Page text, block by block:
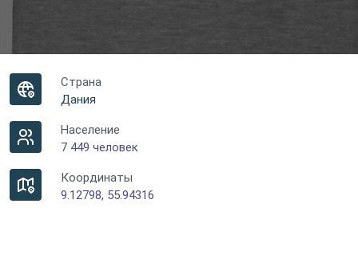
Страна
Дания
Население
7 449 человек
Координаты
9.12798, 55.94316